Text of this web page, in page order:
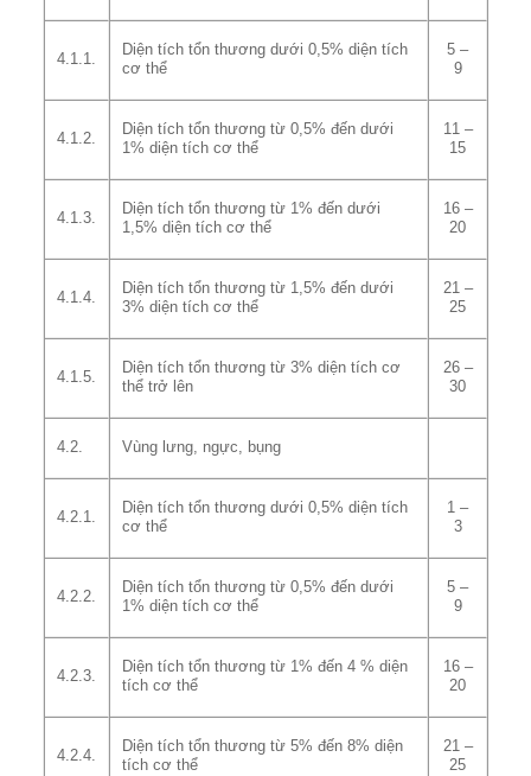
4.1.1.
Diện tích tổn thương dưới 0,5% diện tích
cơ thể
5 –
9
4.1.2.
Diện tích tổn thương từ 0,5% đến dưới
1% diện tích cơ thể
11 –
15
4.1.3.
Diện tích tổn thương từ 1% đến dưới
1,5% diện tích cơ thể
16 –
20
4.1.4.
Diện tích tổn thương từ 1,5% đến dưới
3% diện tích cơ thể
21 –
25
4.1.5.
Diện tích tổn thương từ 3% diện tích cơ
thể trở lên
26 –
30
4.2. Vùng lưng, ngực, bụng
4.2.1.
Diện tích tổn thương dưới 0,5% diện tích
cơ thể
1 –
3
4.2.2.
Diện tích tổn thương từ 0,5% đến dưới
1% diện tích cơ thể
5 –
9
4.2.3.
Diện tích tổn thương từ 1% đến 4 % diện
tích cơ thể
16 –
20
4.2.4.
Diện tích tổn thương từ 5% đến 8% diện
tích cơ thể
21 –
25